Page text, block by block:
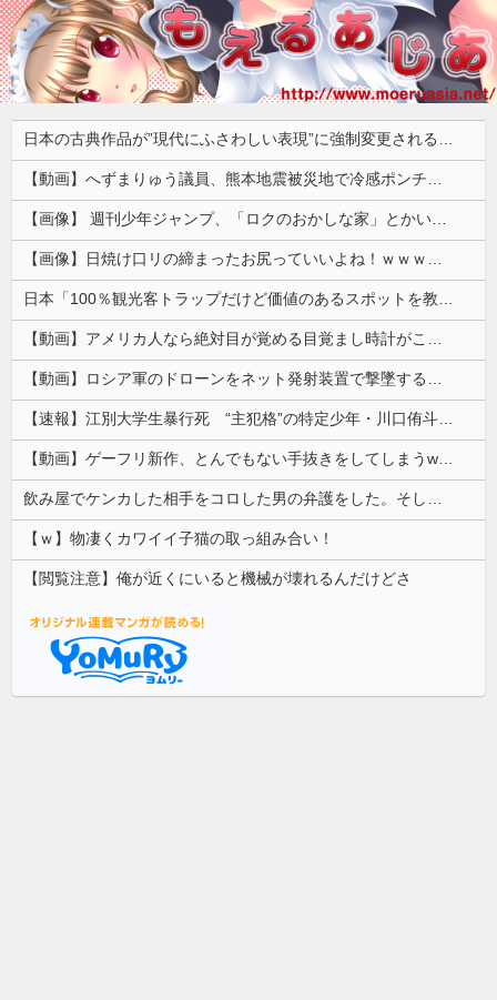
日本の古典作品が”現代にふさわしい表現”に強制変更される事態が進行中、今の価値観に照らせば……
【動画】へずまりゅう議員、熊本地震被災地で冷感ポンチョ配布 → 被災民の衝撃の反応がコチラ → ｗｗｗｗｗｗｗｗｗｗｗｗｗｗｗｗ
【画像】 週刊少年ジャンプ、「ロクのおかしな家」とかいう微妙な漫画を巻頭カラーにしたせいで100万部切る
【画像】日焼け口リの締まったお尻っていいよね！ｗｗｗｗｗ
日本「100％観光客トラップだけど価値のあるスポットを教えてほしい」
【動画】アメリカ人なら絶対目が覚める目覚まし時計がこちらｗｗｗｗｗ
【動画】ロシア軍のドローンをネット発射装置で撃墜するウクライナ。
【速報】江別大学生暴行死 “主犯格”の特定少年・川口侑斗被告に「無期懲役」の判決 当時17歳少年に「懲役30年」の判決
【動画】ゲーフリ新作、とんでもない手抜きをしてしまうwwwww
飲み屋でケンカした相手をコロした男の弁護をした。そして数年後、因果応報を思わせる出来事が…
【ｗ】物凄くカワイイ子猫の取っ組み合い！
【閲覧注意】俺が近くにいると機械が壊れるんだけどさ